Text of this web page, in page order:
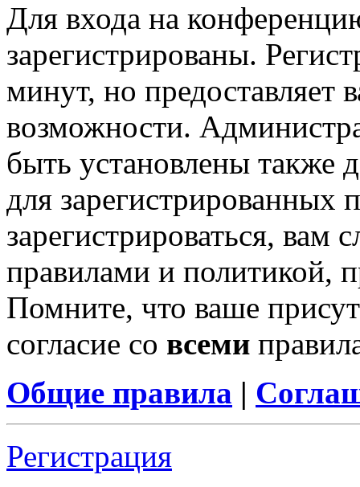
Для входа на
зарегистрированы.
минут, но предоставляет
возможности.
быть установлены также
для зарегистрированных
зарегистрироваться, вам
правилами и политикой,
Помните, что ваше
согласие со всеми
Общие правила |
Регистрация